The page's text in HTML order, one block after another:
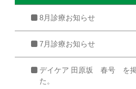
8月診療お知らせ
7月診療お知らせ
デイケア 田原坂 春号 を掲
た。